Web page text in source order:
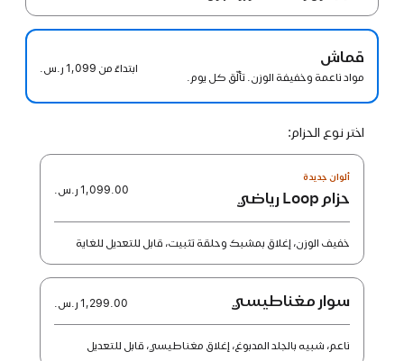
قماش
مواد ناعمة وخفيفة الوزن. تألّق كل يوم.
ابتداءً من 1,099 ر.س.‏
اختر نوع الحزام:
ألوان جديدة
حزام Loop رياضي 1,099.00 ر.س.‏
خفيف الوزن، إغلاق بمشبك وحلقة تثبيت، قابل للتعديل للغاية
سوار مغناطيسي 1,299.00 ر.س.‏
ناعم، شبيه بالجلد المدبوغ، إغلاق مغناطيسي، قابل للتعديل